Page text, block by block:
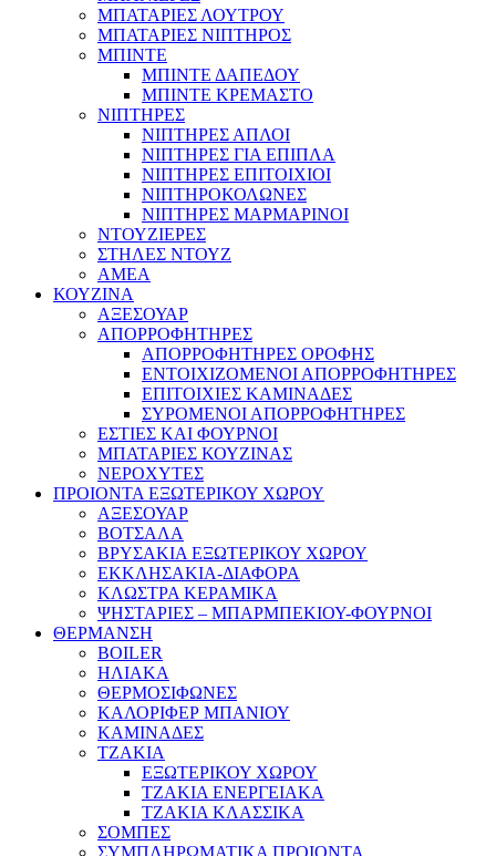
ΜΠΑΤΑΡΙΕΣ ΛΟΥΤΡΟΥ
ΜΠΑΤΑΡΙΕΣ ΝΙΠΤΗΡΟΣ
ΜΠΙΝΤΕ
ΜΠΙΝΤΕ ΔΑΠΕΔΟΥ
ΜΠΙΝΤΕ ΚΡΕΜΑΣΤΟ
ΝΙΠΤΗΡΕΣ
ΝΙΠΤΗΡΕΣ ΑΠΛΟΙ
ΝΙΠΤΗΡΕΣ ΓΙΑ ΕΠΙΠΛΑ
ΝΙΠΤΗΡΕΣ ΕΠΙΤΟΙΧΙΟΙ
ΝΙΠΤΗΡΟΚΟΛΩΝΕΣ
ΝΙΠΤΗΡΕΣ ΜΑΡΜΑΡΙΝΟΙ
ΝΤΟΥΖΙΕΡΕΣ
ΣΤΗΛΕΣ ΝΤΟΥΖ
ΑΜΕΑ
ΚΟΥΖΙΝΑ
ΑΞΕΣΟΥΑΡ
ΑΠΟΡΡΟΦΗΤΗΡΕΣ
ΑΠΟΡΡΟΦΗΤΗΡΕΣ ΟΡΟΦΗΣ
ΕΝΤΟΙΧΙΖΟΜΕΝΟΙ ΑΠΟΡΡΟΦΗΤΗΡΕΣ
ΕΠΙΤΟΙΧΙΕΣ ΚΑΜΙΝΑΔΕΣ
ΣΥΡΟΜΕΝΟΙ ΑΠΟΡΡΟΦΗΤΗΡΕΣ
ΕΣΤΙΕΣ ΚΑΙ ΦΟΥΡΝΟΙ
ΜΠΑΤΑΡΙΕΣ ΚΟΥΖΙΝΑΣ
ΝΕΡΟΧΥΤΕΣ
ΠΡΟΙΟΝΤΑ ΕΞΩΤΕΡΙΚΟΥ ΧΩΡΟΥ
ΑΞΕΣΟΥΑΡ
ΒΟΤΣΑΛΑ
ΒΡΥΣΑΚΙΑ ΕΞΩΤΕΡΙΚΟΥ ΧΩΡΟΥ
ΕΚΚΛΗΣΑΚΙΑ-ΔΙΑΦΟΡΑ
ΚΛΩΣΤΡΑ ΚΕΡΑΜΙΚΑ
ΨΗΣΤΑΡΙΕΣ – ΜΠΑΡΜΠΕΚΙΟΥ-ΦΟΥΡΝΟΙ
ΘΕΡΜΑΝΣΗ
BOILER
ΗΛΙΑΚΑ
ΘΕΡΜΟΣΙΦΩΝΕΣ
ΚΑΛΟΡΙΦΕΡ ΜΠΑΝΙΟΥ
ΚΑΜΙΝΑΔΕΣ
ΤΖΑΚΙΑ
ΕΞΩΤΕΡΙΚΟΥ ΧΩΡΟΥ
ΤΖΑΚΙΑ ΕΝΕΡΓΕΙΑΚΑ
ΤΖΑΚΙΑ ΚΛΑΣΣΙΚΑ
ΣΟΜΠΕΣ
ΣΥΜΠΛΗΡΩΜΑΤΙΚΑ ΠΡΟΙΟΝΤΑ